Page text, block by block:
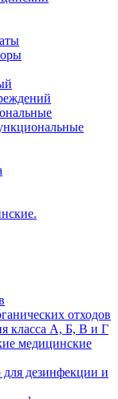
отходов
класса А, Б, В и Г
медицинские
дезинфекции и